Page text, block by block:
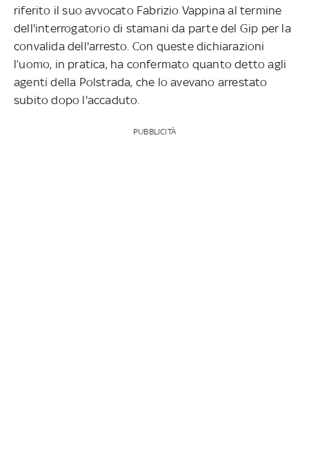
riferito il suo avvocato Fabrizio Vappina al termine
dell'interrogatorio di stamani da parte del Gip per la
convalida dell'arresto. Con queste dichiarazioni
l’uomo, in pratica, ha confermato quanto detto agli
agenti della Polstrada, che lo avevano arrestato
subito dopo l'accaduto.
PUBBLICITÀ